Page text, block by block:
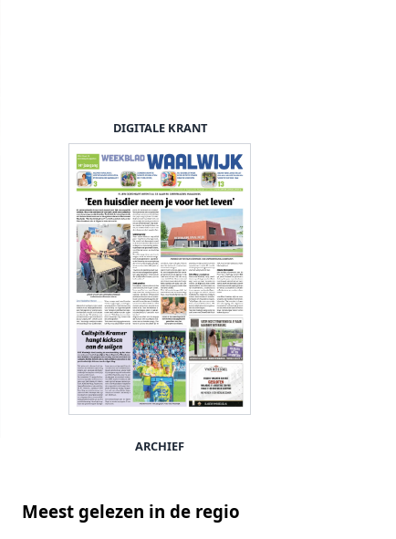
DIGITALE KRANT
ARCHIEF
Meest gelezen in de regio